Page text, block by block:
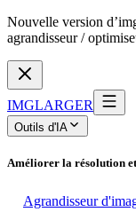
Nouvelle version
agrandisseur /
IMGLARGER
Outils d'IA
Améliorer la résolution
Agrandisseur